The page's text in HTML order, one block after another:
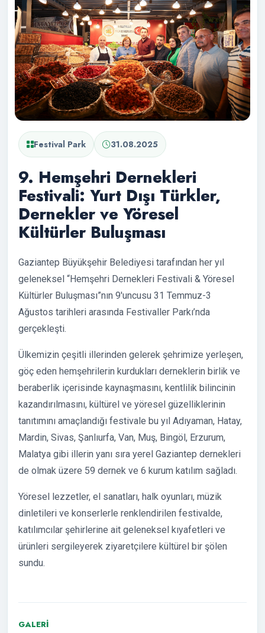
Festival Park 31.08.2025
9. Hemşehri Dernekleri
Festivali: Yurt Dışı Türkler,
Dernekler ve Yöresel
Kültürler Buluşması
Gaziantep Büyükşehir Belediyesi tarafından her yıl
geleneksel “Hemşehri Dernekleri Festivali & Yöresel
Kültürler Buluşması”nın 9'uncusu 31 Temmuz-3
Ağustos tarihleri arasında Festivaller Parkı’nda
gerçekleşti.
Ülkemizin çeşitli illerinden gelerek şehrimize yerleşen,
göç eden hemşehrilerin kurdukları derneklerin birlik ve
beraberlik içerisinde kaynaşmasını, kentlilik bilincinin
kazandırılmasını, kültürel ve yöresel güzelliklerinin
tanıtımını amaçlandığı festivale bu yıl Adıyaman, Hatay,
Mardin, Sivas, Şanlıurfa, Van, Muş, Bingöl, Erzurum,
Malatya gibi illerin yanı sıra yerel Gaziantep dernekleri
de olmak üzere 59 dernek ve 6 kurum katılım sağladı.
Yöresel lezzetler, el sanatları, halk oyunları, müzik
dinletileri ve konserlerle renklendirilen festivalde,
katılımcılar şehirlerine ait geleneksel kıyafetleri ve
ürünleri sergileyerek ziyaretçilere kültürel bir şölen
sundu.
GALERI